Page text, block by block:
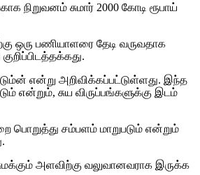
நிறுவனம் சுமார் 2000 கோடி ரூபாய்
ஒரு பணியாளரை தேடி வருவதாக
என்று அறிவிக்கப்பட்டுள்ளது. இந்த
என்றும், சுய விருப்பங்களுக்கு இடம்
பொறுத்து சம்பளம் மாறுபடும் என்றும்
அளவிற்கு வலுவானவராக இருக்க